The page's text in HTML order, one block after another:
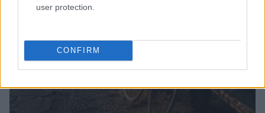
user protection.
CONFIRM